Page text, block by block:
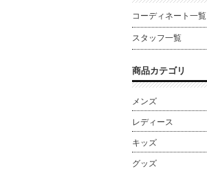
コーディネート一覧
スタッフ一覧
商品カテゴリ
メンズ
レディース
キッズ
グッズ